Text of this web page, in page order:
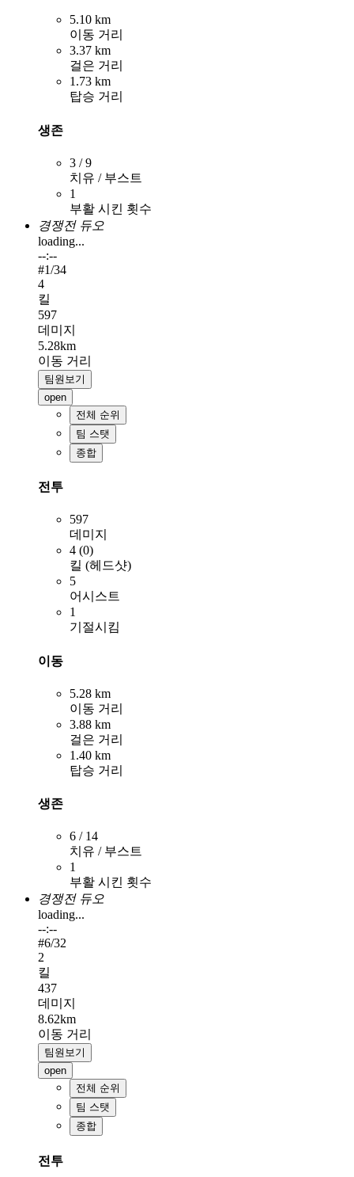
5.10 km
이동 거리
3.37 km
걸은 거리
1.73 km
탑승 거리
생존
3 / 9
치유 / 부스트
1
부활 시킨 횟수
경쟁전 듀오
loading...
--:--
#1/34
4
킬
597
데미지
5.28km
이동 거리
팀원보기
open
전체 순위
팀 스탯
종합
전투
597
데미지
4 (0)
킬 (헤드샷)
5
어시스트
1
기절시킴
이동
5.28 km
이동 거리
3.88 km
걸은 거리
1.40 km
탑승 거리
생존
6 / 14
치유 / 부스트
1
부활 시킨 횟수
경쟁전 듀오
loading...
--:--
#6/32
2
킬
437
데미지
8.62km
이동 거리
팀원보기
open
전체 순위
팀 스탯
종합
전투